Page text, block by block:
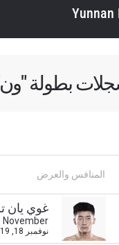
Yunnan
بطولة
المنافس والعرض
غوي يان
November
نوفمبر 18, 2019